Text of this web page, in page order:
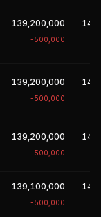
139,200,000
-500,000
139,200,000
-500,000
139,200,000
-500,000
139,100,000
-500,000